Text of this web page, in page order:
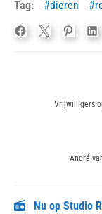
Tag: dieren
navigatie
Previous
Vrijwilligers
Next
‘André
Nu op Studio